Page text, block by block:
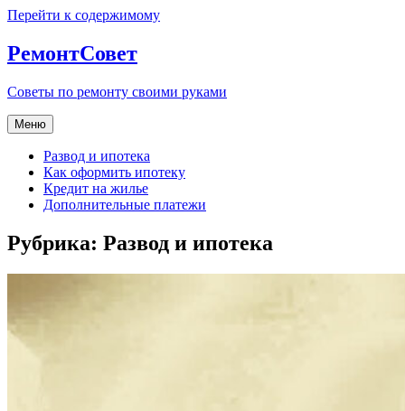
Перейти к содержимому
РемонтСовет
Советы по ремонту своими руками
Меню
Развод и ипотека
Как оформить ипотеку
Кредит на жилье
Дополнительные платежи
Рубрика: Развод и ипотека